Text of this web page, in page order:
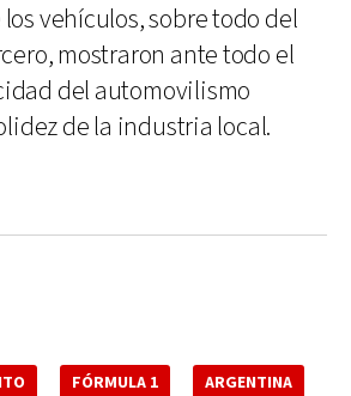
vehículos, sobre todo del
mostraron ante todo el
del automovilismo
de la industria local.
FÓRMULA 1 ARGENTINA